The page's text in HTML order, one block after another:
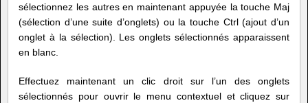
sélectionnez les autres en maintenant appuyée la touche Maj
(sélection d’une suite d’onglets) ou la touche Ctrl (ajout d’un
onglet à la sélection). Les onglets sélectionnés apparaissent
en blanc.
Effectuez maintenant un clic droit sur l’un des onglets
sélectionnés pour ouvrir le menu contextuel et cliquez sur